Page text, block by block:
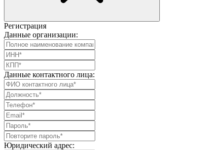
Регистрация
Данные организации:
Данные контактного лица:
Юридический адрес: